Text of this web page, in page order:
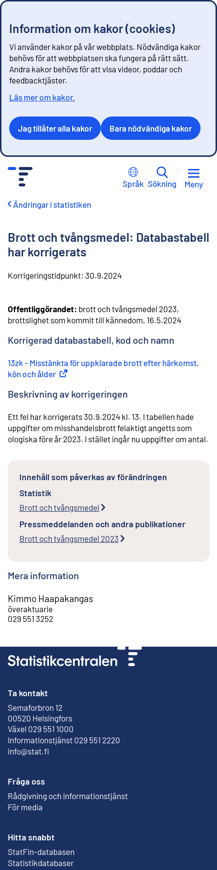
Information om kakor (cookies)
Vi använder kakor på vår webbplats. Nödvändiga kakor
behövs för att webbplatsen ska fungera på rätt sätt.
Andra kakor behövs för att visa videor, poddar och
feedbacktjäster.
Läs mer om kakor.
Jag tillåter alla kakor Bara nödvändiga kakor
Språk Sökning Meny
Ändringar i statistiken
Brott och tvångsmedel: Databastabell
har korrigerats
Korrigeringstidpunkt: 30.9.2024
Offentliggörandet: brott och tvångsmedel 2023,
brottslighet som kommit till kännedom, 16.5.2024
Korrigerad databastabell, kod och namn
13zk - Misstänkta för uppklarade brott efter härkomst,
kön och ålder Extern länk
Beskrivning av korrigeringen
Ett fel har korrigerats 30.9.2024 kl. 13. I tabellen hade
uppgifter om misshandelsbrott felaktigt angetts som
ologiska före år 2023. I stället ingår nu uppgifter om antal.
Innehåll som påverkas av förändringen
Statistik
Brott och tvångsmedel
Pressmeddelanden och andra publikationer
Brott och tvångsmedel 2023
Mera information
Kimmo Haapakangas
överaktuarie
029 551 3252
Ta kontakt
Semaforbron 12
00520 Helsingfors
Extern länk
Växel 029 551 1000
Informationstjänst 029 551 2220
info@stat.fi
Fråga oss
Rådgivning och informationstjänst
För media
Hitta snabbt
StatFin-databasen
Extern länk
Statistikdatabaser